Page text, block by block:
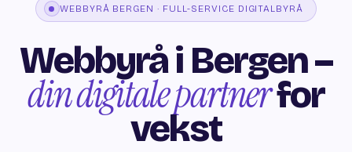
WEBBYRÅ BERGEN · FULL-SERVICE DIGITALBYRÅ
Webbyrå i Bergen –
din digitale partnerfor
vekst